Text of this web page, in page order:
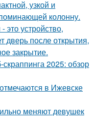
узкой и
колонну.
это устройство,
дверь после открытия,
закрытие.
2025: обзор
в Ижевске
меняют девушек